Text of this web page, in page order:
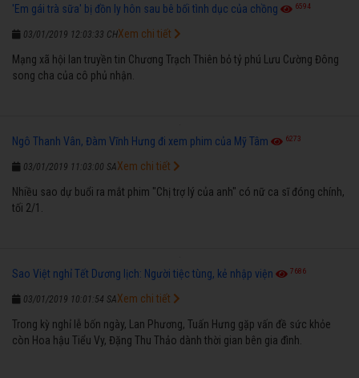
'Em gái trà sữa' bị đồn ly hôn sau bê bối tình dục của chồng 6594
03/01/2019 12:03:33 CH
Mạng xã hội lan truyền tin Chương Trạch Thiên bỏ tỷ phú Lưu Cường Đông
song cha của cô phủ nhận.
Xem chi tiết
Ngô Thanh Vân, Đàm Vĩnh Hưng đi xem phim của Mỹ Tâm 6273
03/01/2019 11:03:00 SA
Nhiều sao dự buổi ra mắt phim "Chị trợ lý của anh" có nữ ca sĩ đóng chính,
tối 2/1.
Xem chi tiết
Sao Việt nghỉ Tết Dương lịch: Người tiệc tùng, kẻ nhập viện 7686
03/01/2019 10:01:54 SA
Trong kỳ nghỉ lễ bốn ngày, Lan Phương, Tuấn Hưng gặp vấn đề sức khỏe
còn Hoa hậu Tiểu Vy, Đặng Thu Thảo dành thời gian bên gia đình.
Xem chi tiết